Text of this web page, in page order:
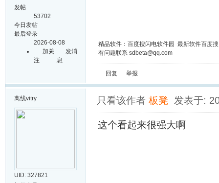
发帖
53702
今日发帖
最后登录
2026-08-08
加关
注
发消
息
精品软件：百度搜闪电软件园 最新软件百度
有问题联系 sdbeta@qq.com
回复 举报
离线vitry
UID: 327821
只看该作者 板凳 发表于:
这个看起来很强大啊